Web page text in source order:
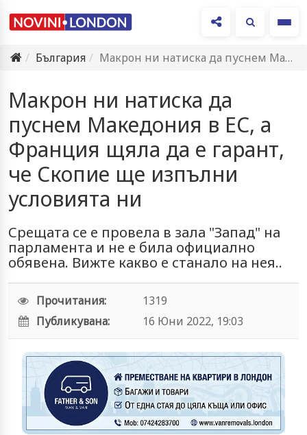
България
Макрон ни натиска да пуснем Македония в ЕС, а Франция…
Макрон ни натиска да
пуснем Македония в ЕС, а
Франция щяла да е гарант,
че Скопие ще изпълни
условията ни
Срещата се е провела в зала "Запад" на
парламента и не е била официално
обявена. Вижте какво е станало на нея..
Прочитания:
1319
Публикувана:
16 Юни 2022, 19:03